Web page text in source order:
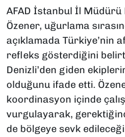
AFAD İstanbul İl Müdürü
Özener, uğurlama
açıklamada Türkiye’nin
refleks gösterdiğini
Denizli’den giden
olduğunu ifade etti.
koordinasyon içinde
vurgulayarak,
de bölgeye sevk